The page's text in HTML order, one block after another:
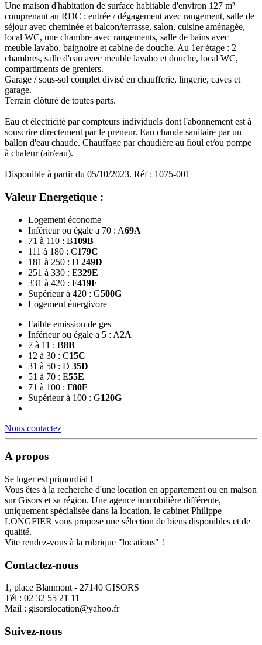
Une maison d'habitation de surface habitable d'environ 127 m²
comprenant au RDC : entrée / dégagement avec rangement, salle de
séjour avec cheminée et balcon/terrasse, salon, cuisine aménagée,
local WC, une chambre avec rangements, salle de bains avec
meuble lavabo, baignoire et cabine de douche. Au 1er étage : 2
chambres, salle d'eau avec meuble lavabo et douche, local WC,
compartiments de greniers.
Garage / sous-sol complet divisé en chaufferie, lingerie, caves et
garage.
Terrain clôturé de toutes parts.
Eau et électricité par compteurs individuels dont l'abonnement est à
souscrire directement par le preneur. Eau chaude sanitaire par un
ballon d'eau chaude. Chauffage par chaudière au fioul et/ou pompe
à chaleur (air/eau).
Disponible à partir du 05/10/2023. Réf : 1075-001
Valeur Energetique :
Logement économe
Inférieur ou égale a 70 : A69A
71 à 110 : B109B
111 à 180 : C179C
181 à 250 : D 249D
251 à 330 : E329E
331 à 420 : F419F
Supérieur à 420 : G500G
Logement énergivore
Faible emission de ges
Inférieur ou égale a 5 : A2A
7 à 11 : B8B
12 à 30 : C15C
31 à 50 : D 35D
51 à 70 : E55E
71 à 100 : F80F
Supérieur à 100 : G120G
Nous contactez
A propos
Se loger est primordial !
Vous êtes à la recherche d'une location en appartement ou en maison
sur Gisors et sa région. Une agence immobilière différente,
uniquement spécialisée dans la location, le cabinet Philippe
LONGFIER vous propose une sélection de biens disponibles et de
qualité.
Vite rendez-vous à la rubrique "locations" !
Contactez-nous
1, place Blanmont - 27140 GISORS
Tél : 02 32 55 21 11
Mail : gisorslocation@yahoo.fr
Suivez-nous